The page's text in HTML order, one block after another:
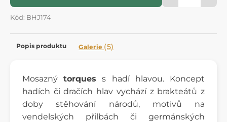
Kód: BHJ174
Popis produktu Galerie (5)
Mosaznýtorques s hadí hlavou. Koncept
hadích či dračích hlav vychází z brakteátů z
doby stěhování národů, motivů na
vendelských přilbách či germánských